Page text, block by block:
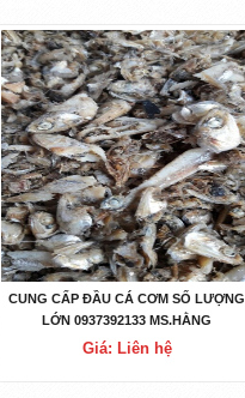
CUNG CẤP ĐẦU CÁ CƠM SỐ LƯỢNG
LỚN 0937392133 MS.HẰNG
Giá: Liên hệ